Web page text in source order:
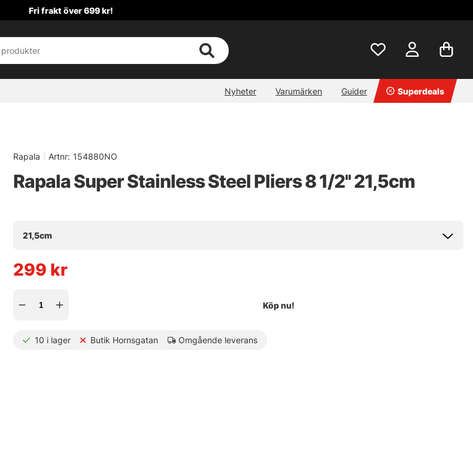
Fri frakt över 699 kr!
Nyheter Varumärken Guider Superdeals
Rapala Artnr: 154880NO
Rapala Super Stainless Steel Pliers 8 1/2'' 21,5cm
21,5cm
299 kr
Köp nu!
10 i lager Butik Hornsgatan Omgående leverans